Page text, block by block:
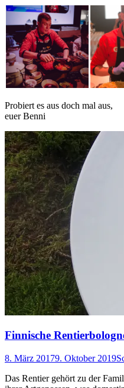
Probiert es aus doch mal aus,
euer Benni
Finnische
8. März 20179. Oktober 2019
Das Rentier gehört zu der